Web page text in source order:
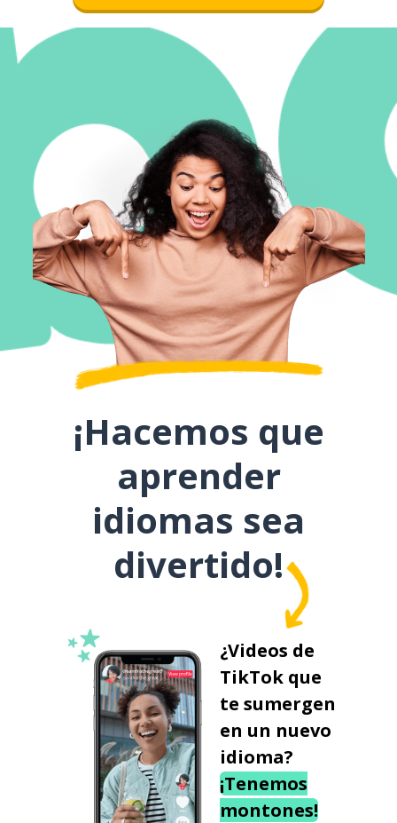
¡Hacemos que
aprender
idiomas sea
divertido!
¿Videos de
TikTok que
te sumergen
en un nuevo
idioma?
¡Tenemos
montones!